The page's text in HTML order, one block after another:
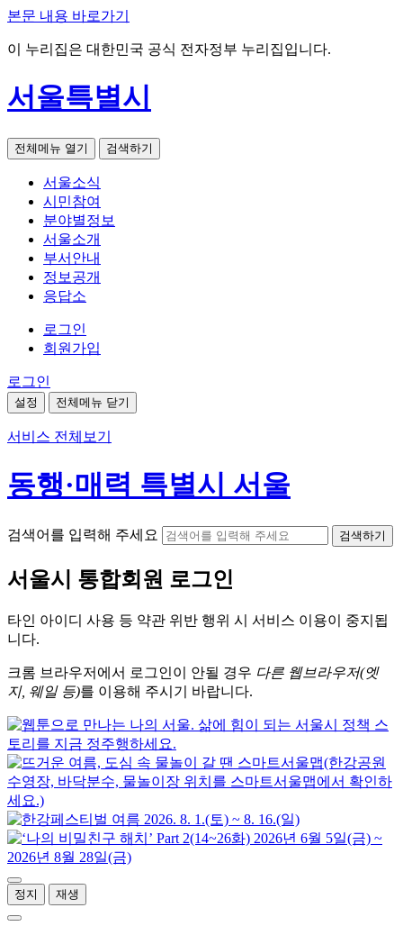
본문 내용 바로가기
이 누리집은 대한민국 공식 전자정부 누리집입니다.
서울특별시
전체메뉴 열기 검색하기
서울소식
시민참여
분야별정보
서울소개
부서안내
정보공개
응답소
로그인
회원가입
로그인
설정 전체메뉴 닫기
서비스 전체보기
동행·매력 특별시 서울
검색어를 입력해 주세요 검색하기
서울시 통합회원 로그인
타인 아이디 사용 등 약관 위반 행위 시 서비스 이용이 중지됩
니다.
크롬 브라우저에서 로그인이 안될 경우 다른 웹브라우저(엣
지, 웨일 등)를 이용해 주시기 바랍니다.
정지 재생